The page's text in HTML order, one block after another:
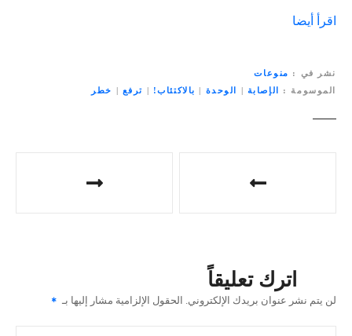
اقرأ أيضا
نشر في
منوعات
الموسومة
الإصابة | الوحدة | بالاكتئاب! | ترفع | خطر
ا
اترك تعليقاً
لن يتم نشر عنوان بريدك الإلكتروني. الحقول الإلزامية مشار إليها بـ